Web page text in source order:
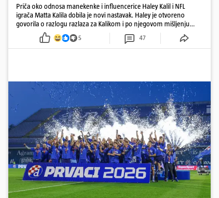
Priča oko odnosa manekenke i influencerice Haley Kalil i NFL
igrača Matta Kalila dobila je novi nastavak. Haley je otvoreno
govorila o razlogu razlaza za Kalikom i po njegovom mišljenju
prešla granicu dobrog ukusa
5 47